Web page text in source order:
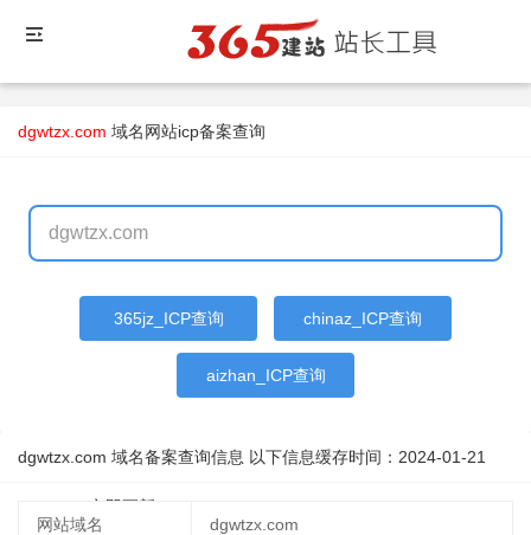
dgwtzx.com 域名网站icp备案查询
365jz_ICP查询 chinaz_ICP查询
aizhan_ICP查询
dgwtzx.com 域名备案查询信息 以下信息缓存时间： 2024-01-21
立即更新
网站域名
dgwtzx.com